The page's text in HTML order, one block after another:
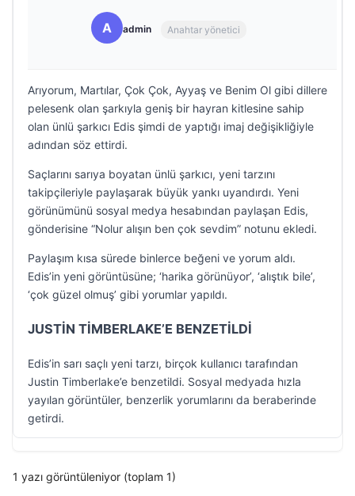
A admin Anahtar yönetici
Arıyorum, Martılar, Çok Çok, Ayyaş ve Benim Ol gibi dillere
pelesenk olan şarkıyla geniş bir hayran kitlesine sahip
olan ünlü şarkıcı Edis şimdi de yaptığı imaj değişikliğiyle
adından söz ettirdi.
Saçlarını sarıya boyatan ünlü şarkıcı, yeni tarzını
takipçileriyle paylaşarak büyük yankı uyandırdı. Yeni
görünümünü sosyal medya hesabından paylaşan Edis,
gönderisine “Nolur alışın ben çok sevdim” notunu ekledi.
Paylaşım kısa sürede binlerce beğeni ve yorum aldı.
Edis’in yeni görüntüsüne; ‘harika görünüyor’, ‘alıştık bile’,
‘çok güzel olmuş’ gibi yorumlar yapıldı.
JUSTİN TİMBERLAKE’E BENZETİLDİ
Edis’in sarı saçlı yeni tarzı, birçok kullanıcı tarafından
Justin Timberlake’e benzetildi. Sosyal medyada hızla
yayılan görüntüler, benzerlik yorumlarını da beraberinde
getirdi.
1 yazı görüntüleniyor (toplam 1)